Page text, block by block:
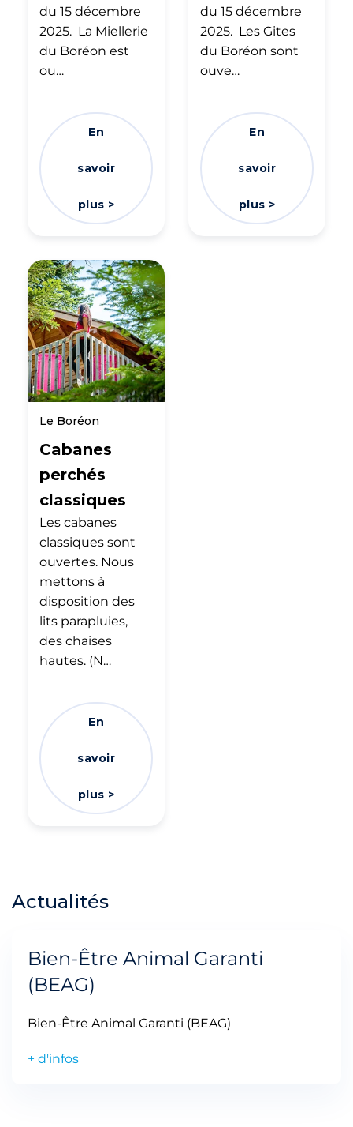
du 15 décembre
2025. La Miellerie
du Boréon est
ou…
En
savoir
plus >
du 15 décembre
2025. Les Gites
du Boréon sont
ouve…
En
savoir
plus >
Le Boréon
Cabanes
perchés
classiques
Les cabanes
classiques sont
ouvertes. Nous
mettons à
disposition des
lits parapluies,
des chaises
hautes. (N…
En
savoir
plus >
Actualités
Bien-Être Animal Garanti
(BEAG)
Bien-Être Animal Garanti (BEAG)
+ d'infos